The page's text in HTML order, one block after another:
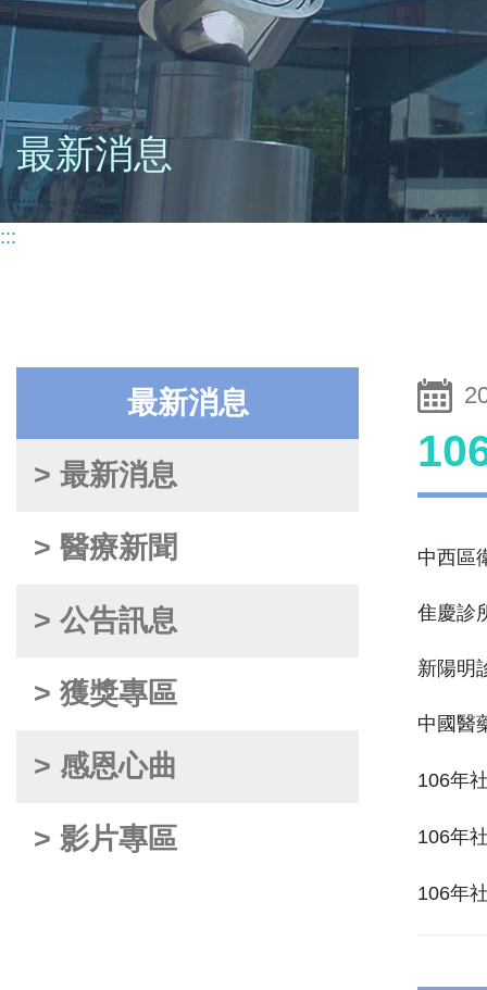
最新消息
:::
最新消息
> 最新消息
> 醫療新聞
> 公告訊息
> 獲獎專區
> 感恩心曲
> 影片專區
中西區
隹慶診
新陽明
中國醫